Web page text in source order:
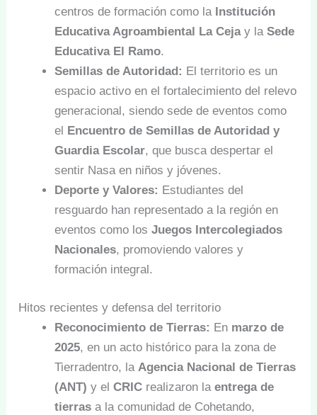
centros de formación como la Institución
Educativa Agroambiental La Cejay laSede
Educativa El Ramo.
Semillas de Autoridad: El territorio es un
espacio activo en el fortalecimiento del relevo
generacional, siendo sede de eventos como
el
Encuentro de Semillas de Autoridad y
Guardia Escolar, que busca despertar el
sentir Nasa en niños y jóvenes.
Deporte y Valores: Estudiantes del
resguardo han representado a la región en
eventos como losJuegos Intercolegiados
Nacionales, promoviendo valores y
formación integral.
Hitos recientes y defensa del territorio
Reconocimiento de Tierras: En marzo de
2025, en un acto histórico para la zona de
Tierradentro, la Agencia Nacional de Tierras
(ANT) y elCRIC realizaron laentrega de
tierras a la comunidad de Cohetando,